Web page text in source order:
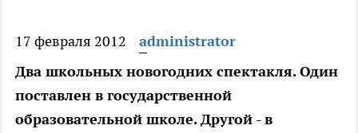
17 февраля 2012
administrator
Два школьных новогодних спектакля. Один
поставлен в государственной
образовательной школе. Другой - в